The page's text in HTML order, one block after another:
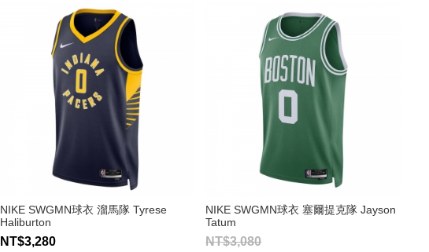
NIKE SWGMN球衣 溜馬隊 Tyrese
Haliburton
NT$3,280
NIKE SWGMN球衣 塞爾提克隊 Jayson
Tatum
NT$3,080